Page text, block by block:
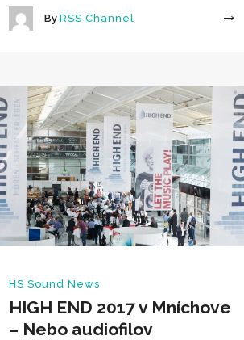
By RSS Channel
HS Sound News
HIGH END 2017 v Mníchove
– Nebo audiofilov